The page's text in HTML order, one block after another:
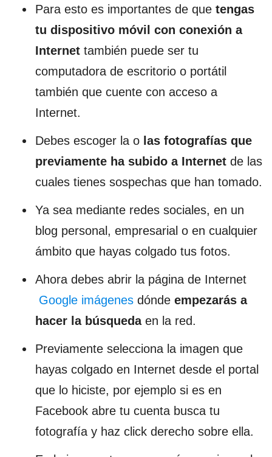
Para esto es importantes de que tengas
tu dispositivo móvil con conexión a
Internet también puede ser tu
computadora de escritorio o portátil
también que cuente con acceso a
Internet.
Debes escoger la o las fotografías que
previamente ha subido a Internet de las
cuales tienes sospechas que han tomado.
Ya sea mediante redes sociales, en un
blog personal, empresarial o en cualquier
ámbito que hayas colgado tus fotos.
Ahora debes abrir la página de Internet
Google imágenes dónde empezarás a
hacer la búsquedaen la red.
Previamente selecciona la imagen que
hayas colgado en Internet desde el portal
que lo hiciste, por ejemplo si es en
Facebook abre tu cuenta busca tu
fotografía y haz click derecho sobre ella.